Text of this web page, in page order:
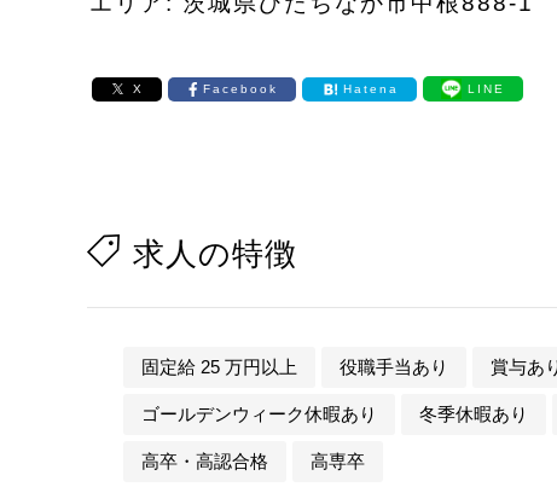
X Facebook Hatena LINE
求人の特徴
固定給 25 万円以上 役職手当あり 賞与あ
ゴールデンウィーク休暇あり 冬季休暇あり
高卒・高認合格 高専卒